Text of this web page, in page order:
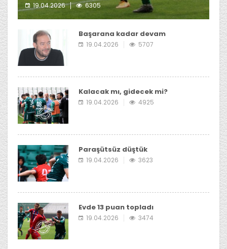
19.04.2026 6305
Giresunspor Başkanı Emin Eltuğral'ın kongre kararı
Başarana kadar devam
19.04.2026 5707
Kalacak mı, gidecek mi?
19.04.2026 4925
Paraşütsüz düştük
19.04.2026 3623
Evde 13 puan topladı
19.04.2026 3474